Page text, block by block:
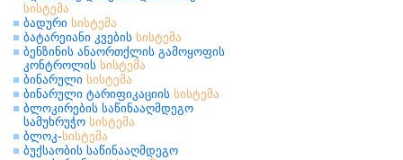
სისტემა
ბადური სისტემა
ბატარეიანი კვების სისტემა
ბენზინის ანაორთქლის გამოყოფის
კონტროლის სისტემა
ბინარული სისტემა
ბინარული ტარიფიკაციის სისტემა
ბლოკირების საწინააღმდეგო
სამუხრუჭო სისტემა
ბლოკ-სისტემა
ბუქსაობის საწინააღმდეგო